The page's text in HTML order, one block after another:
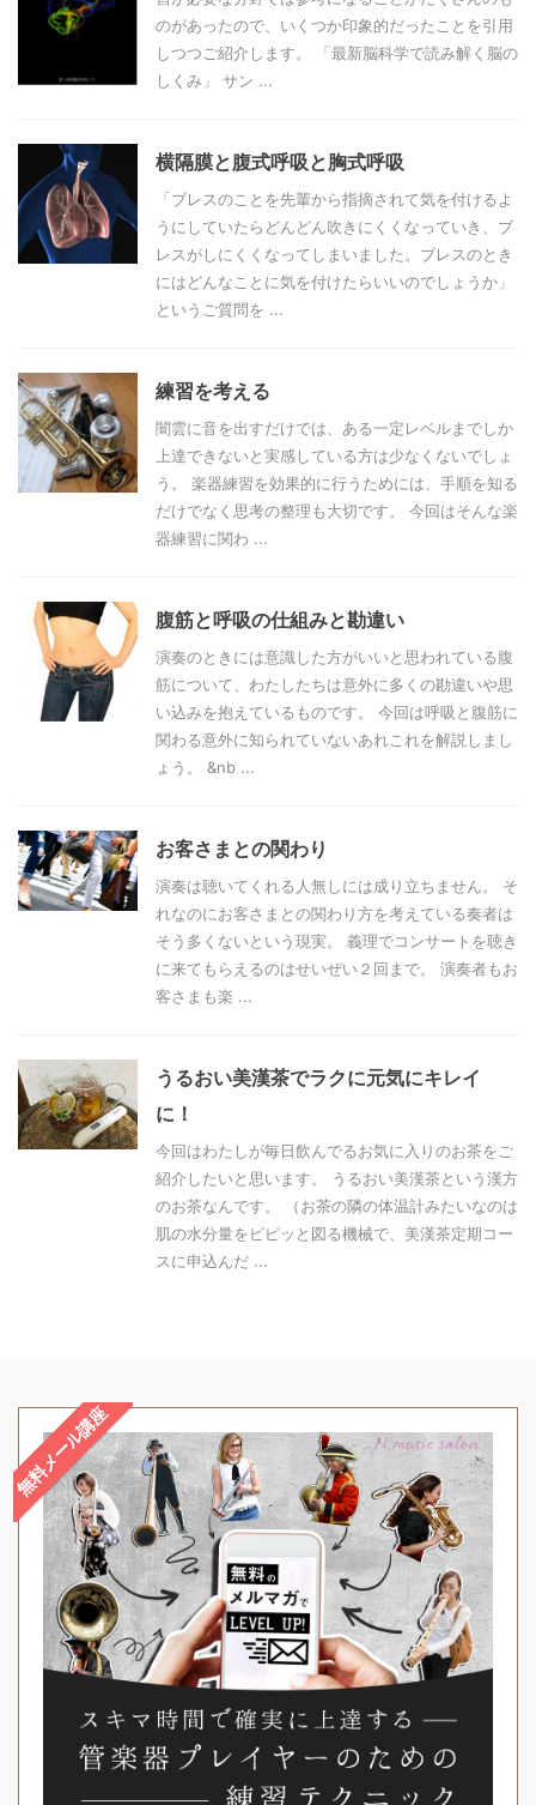
のがあったので、いくつか印象的だったことを引用
しつつご紹介します。 「最新脳科学で読み解く脳の
しくみ」 サン ...
横隔膜と腹式呼吸と胸式呼吸
「ブレスのことを先輩から指摘されて気を付けるよ
うにしていたらどんどん吹きにくくなっていき、ブ
レスがしにくくなってしまいました。ブレスのとき
にはどんなことに気を付けたらいいのでしょうか」
というご質問を ...
練習を考える
闇雲に音を出すだけでは、ある一定レベルまでしか
上達できないと実感している方は少なくないでしょ
う。 楽器練習を効果的に行うためには、手順を知る
だけでなく思考の整理も大切です。 今回はそんな楽
器練習に関わ ...
腹筋と呼吸の仕組みと勘違い
演奏のときには意識した方がいいと思われている腹
筋について、わたしたちは意外に多くの勘違いや思
い込みを抱えているものです。 今回は呼吸と腹筋に
関わる意外に知られていないあれこれを解説しまし
ょう。 &nb ...
お客さまとの関わり
演奏は聴いてくれる人無しには成り立ちません。 そ
れなのにお客さまとの関わり方を考えている奏者は
そう多くないという現実。 義理でコンサートを聴き
に来てもらえるのはせいぜい２回まで。 演奏者もお
客さまも楽 ...
うるおい美漢茶でラクに元気にキレイ
に！
今回はわたしが毎日飲んでるお気に入りのお茶をご
紹介したいと思います。 うるおい美漢茶という漢方
のお茶なんです。 （お茶の隣の体温計みたいなのは
肌の水分量をピピッと図る機械で、美漢茶定期コー
スに申込んだ ...
無料メール講座